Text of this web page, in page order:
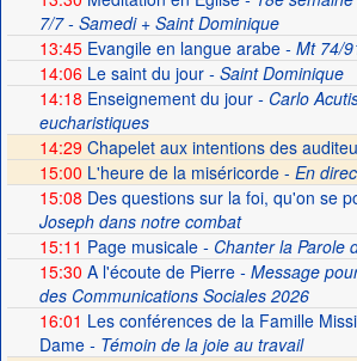
7/7 - Samedi + Saint Dominique
13:45Evangile en langue arabe- Mt 74/
14:06Le saint du jour- Saint Dominique
14:18 Enseignement du jour- Carlo
eucharistiques
14:29 Chapelet aux intentions des
15:00 L'heure de la miséricorde - En
15:08 Des questions sur la foi, qu'on se
Joseph dans notre combat
15:11 Page musicale- Chanter la Parole
15:30 A l'écoute de Pierre- Message
des Communications Sociales 2026
16:01 Les conférences de la Famille
Dame- Témoin de la joie au travail